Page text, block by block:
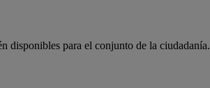
disponibles para el conjunto de la ciudadanía.